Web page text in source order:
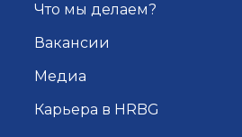
Что мы делаем?
Вакансии
Медиа
Карьера в HRBG